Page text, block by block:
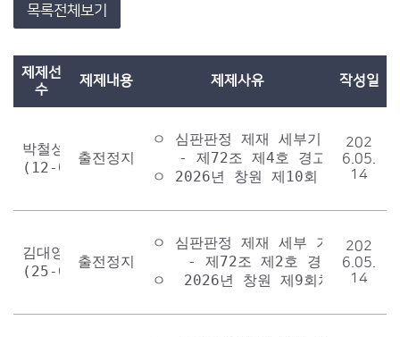
목록전체보기
제제선
수
제제내용 제제사유 작성일
박철성
(12-008)
출전정지 1회
ㅇ 심판판정 제재 세부기준표
- 제72조 제4호 경고을 받은
ㅇ 2026년 창원 제10회 2일 우수
202
6.05.
14
김대영
(25-002)
출전정지 1회
ㅇ 심판판정 제재 세부 기준표
- 제72조 제2호 경고을 받은
ㅇ  2026년 창원 제9회차 4일 선
202
6.05.
14